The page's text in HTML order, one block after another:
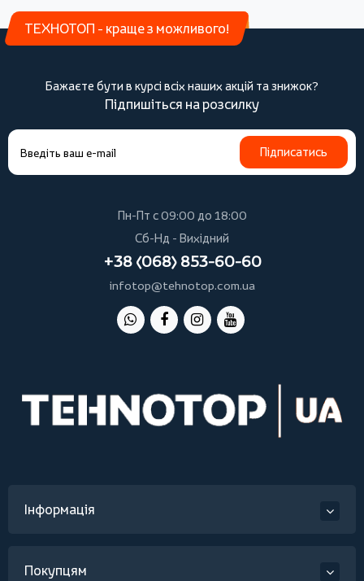
ТЕХНОТОП - краще з можливого!
Бажаєте бути в курсі всіх наших акцій та знижок?
Підпишіться на розсилку
Підписатись
Пн-Пт с 09:00 до 18:00
Сб-Нд - Вихідний
+38 (068) 853-60-60
infotop@tehnotop.com.ua
Інформація
Покупцям